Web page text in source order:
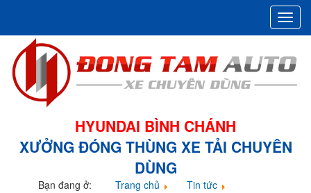
HYUNDAI BÌNH CHÁNH
XƯỞNG ĐÓNG THÙNG XE TẢI CHUYÊN
DÙNG
Bạn đang ở: Trang chủ
Tin tức